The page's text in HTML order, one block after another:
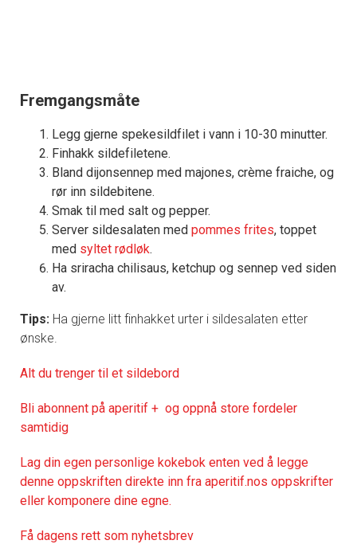
Fremgangsmåte
Legg gjerne spekesildfilet i vann i 10-30 minutter.
Finhakk sildefiletene.
Bland dijonsennep med majones, crème fraiche, og
rør inn sildebitene.
Smak til med salt og pepper.
Server sildesalaten med pommes frites, toppet
med syltet rødløk.
Ha sriracha chilisaus, ketchup og sennep ved siden
av.
Tips: Ha gjerne litt finhakket urter i sildesalaten etter
ønske.
Alt du trenger til et sildebord
Bli abonnent på aperitif + og oppnå store fordeler
samtidig
Lag din egen personlige kokebok enten ved å legge
denne oppskriften direkte inn fra aperitif.nos oppskrifter
eller komponere dine egne.
Få dagens rett som nyhetsbrev